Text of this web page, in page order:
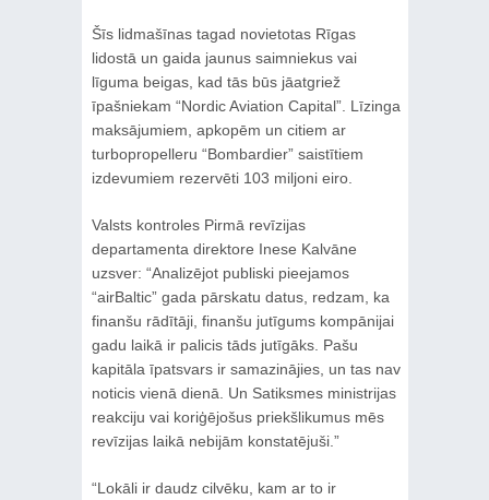
Šīs lidmašīnas tagad novietotas Rīgas
lidostā un gaida jaunus saimniekus vai
līguma beigas, kad tās būs jāatgriež
īpašniekam “Nordic Aviation Capital”. Līzinga
maksājumiem, apkopēm un citiem ar
turbopropelleru “Bombardier” saistītiem
izdevumiem rezervēti 103 miljoni eiro.
Valsts kontroles Pirmā revīzijas
departamenta direktore Inese Kalvāne
uzsver: “Analizējot publiski pieejamos
“airBaltic” gada pārskatu datus, redzam, ka
finanšu rādītāji, finanšu jutīgums kompānijai
gadu laikā ir palicis tāds jutīgāks. Pašu
kapitāla īpatsvars ir samazinājies, un tas nav
noticis vienā dienā. Un Satiksmes ministrijas
reakciju vai koriģējošus priekšlikumus mēs
revīzijas laikā nebijām konstatējuši.”
“Lokāli ir daudz cilvēku, kam ar to ir